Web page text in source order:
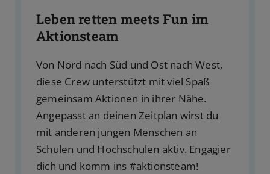
Leben retten meets Fun im
Aktionsteam
Von Nord nach Süd und Ost nach West,
diese Crew unterstützt mit viel Spaß
gemeinsam Aktionen in ihrer Nähe.
Angepasst an deinen Zeitplan wirst du
mit anderen jungen Menschen an
Schulen und Hochschulen aktiv. Engagier
dich und komm ins #aktionsteam!